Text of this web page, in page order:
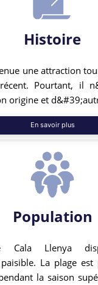
Histoire
une attraction
Pourtant, il
origine et
En savoir plus
Population
Llenya
La plage est
la saison